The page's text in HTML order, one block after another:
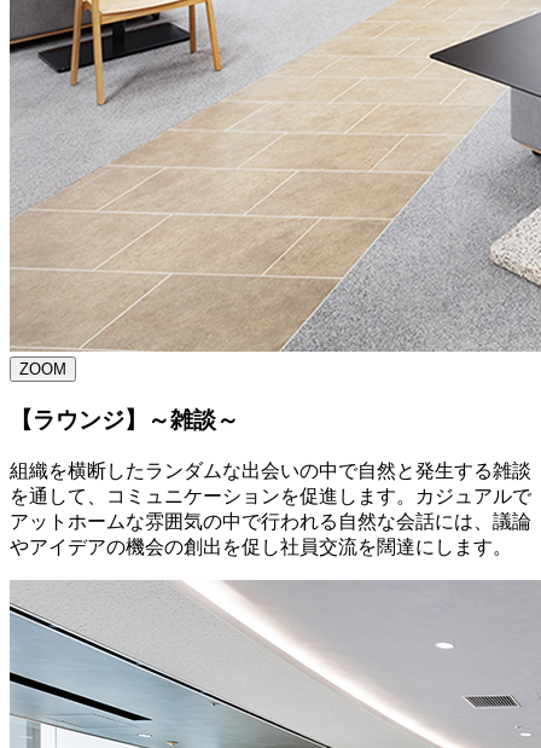
ZOOM
【ラウンジ】～雑談～
組織を横断したランダムな出会いの中で自然と発生する雑談
を通して、コミュニケーションを促進します。カジュアルで
アットホームな雰囲気の中で行われる自然な会話には、議論
やアイデアの機会の創出を促し社員交流を闊達にします。